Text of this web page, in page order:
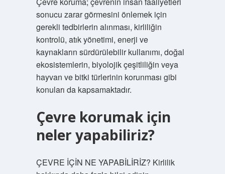
sonucu zarar görmesini önlemek için
gerekli tedbirlerin alınması, kirliliğin
kontrolü, atık yönetimi, enerji ve
kaynakların sürdürülebilir kullanımı, doğal
ekosistemlerin, biyolojik çeşitliliğin veya
hayvan ve bitki türlerinin korunması gibi
konuları da kapsamaktadır.
Çevre korumak için
neler yapabiliriz?
ÇEVRE İÇİN NE YAPABİLİRİZ? Kirlilik